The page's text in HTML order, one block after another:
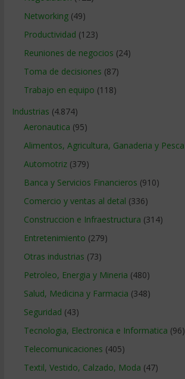
Networking(49)
Productividad (123)
Reuniones de negocios (24)
Toma de decisiones (87)
Trabajo en equipo (118)
Industrias (4.874)
Aeronautica (95)
Alimentos, Agricultura, Ganaderia y Pesca
Automotriz(379)
Banca y Servicios Financieros (910)
Comercio y ventas al detal (336)
Construccion e Infraestructura (314)
Entretenimiento (279)
Otras industrias (73)
Petroleo, Energia y Mineria (480)
Salud, Medicina y Farmacia (348)
Seguridad (43)
Tecnologia, Electronica e Informatica (96)
Telecomunicaciones (405)
Textil, Vestido, Calzado, Moda (47)